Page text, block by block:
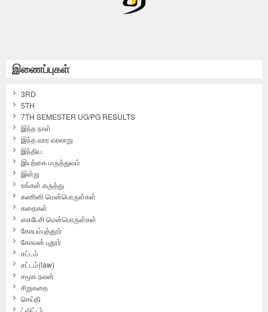
இணைப்புகள்
3RD
5TH
7TH SEMESTER UG/PG RESULTS
இந்த நாள்
இந்த வார வரலாறு
இந்திய
இயற்கை மருத்துவம்
இன்று
உங்கள் கருத்து
கணினி மென்பொருள்கள்
கதைகள்
கைபேசி மென்பொருள்கள்
கோயம்புத்தூர்
கோவன் புதூர்
சட்டம்
சட்டம்(law)
சமூக நலன்
சிறுகதை
செய்தி